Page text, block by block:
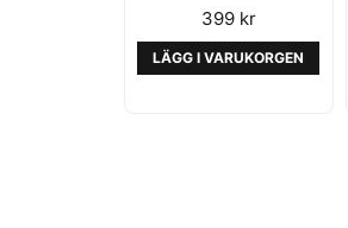
399 kr
LÄGG I VARUKORGEN